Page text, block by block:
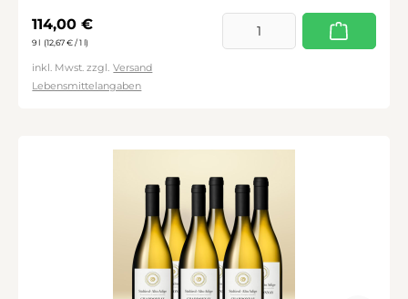
Regulärer Preis:
114,00 €
9 l (12,67 € / 1 l)
inkl. Mwst. zzgl. Versand
Lebensmittelangaben